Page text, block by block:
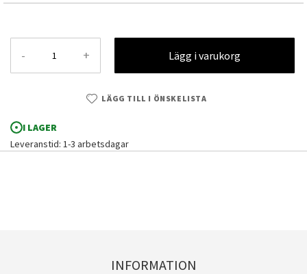
- + Lägg i varukorg
LÄGG TILL I ÖNSKELISTA
I LAGER
Leveranstid: 1-3 arbetsdagarA-STAND Candy Lemon Yellow
INFORMATION